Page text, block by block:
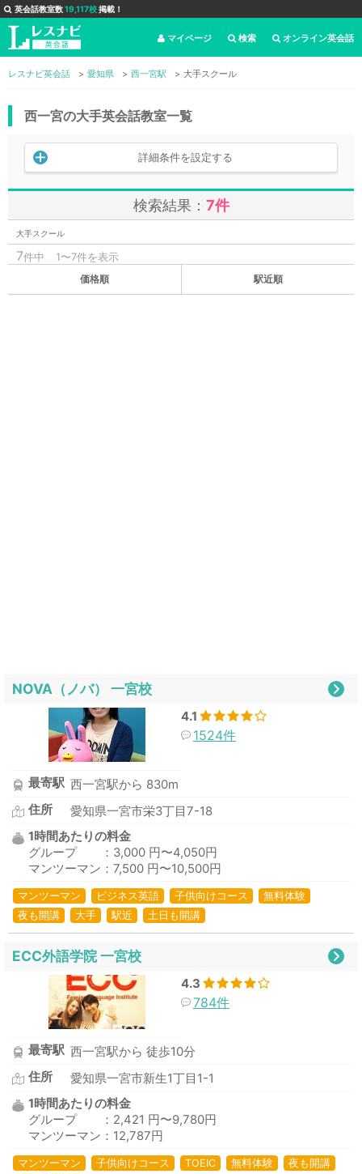
英会話教室数19,117校掲載！
オンライン英会話
検索
マイページ
レスナビ英会話 愛知県 西一宮駅 大手スクール
西一宮の大手英会話教室一覧
詳細条件を設定する
検索結果： 7件
大手スクール
7件中 1〜7件を表示
価格順 駅近順
NOVA（ノバ） 一宮校
4.1
1524件
最寄駅 西一宮駅から 830m
住所
愛知県一宮市栄3丁目7-18
1時間あたりの料金
グループ ：3,000 円〜4,050円
マンツーマン：7,500 円〜10,500円
マンツーマン ビジネス英語 子供向けコース
無料体験
夜も開講
大手 駅近 土日も開講
ECC外語学院 一宮校
4.3
784件
最寄駅 西一宮駅から 徒歩10分
住所
愛知県一宮市新生1丁目1-1
1時間あたりの料金
グループ ：2,421 円〜9,780円
マンツーマン：12,787円
マンツーマン 子供向けコース TOEIC 無料体験
夜も開講